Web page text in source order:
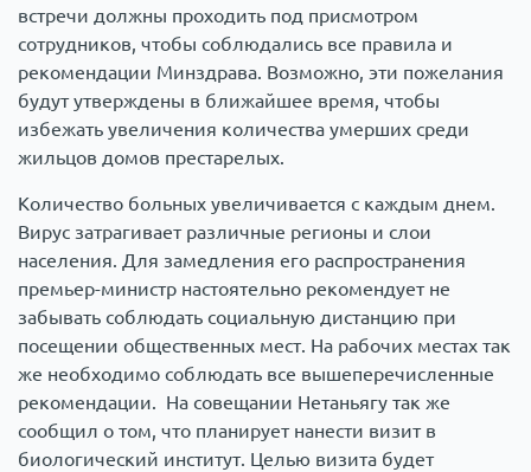
встречи должны проходить под присмотром
сотрудников, чтобы соблюдались все правила и
рекомендации Минздрава. Возможно, эти пожелания
будут утверждены в ближайшее время, чтобы
избежать увеличения количества умерших среди
жильцов домов престарелых.
Количество больных увеличивается с каждым днем.
Вирус затрагивает различные регионы и слои
населения. Для замедления его распространения
премьер-министр настоятельно рекомендует не
забывать соблюдать социальную дистанцию при
посещении общественных мест. На рабочих местах так
же необходимо соблюдать все вышеперечисленные
рекомендации. На совещании Нетаньягу так же
сообщил о том, что планирует нанести визит в
биологический институт. Целью визита будет